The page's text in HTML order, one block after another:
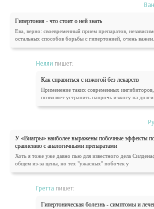
Гипертония - что стоит о ней знать
Ева, верно: своевременный прием препаратов,
остальных способов борьбы с гипертонией, очень
Нелли пишет:
Как справиться с изжогой без лекарств
Применение таких современных ингибиторов,
позволяет устранить напрочь изжогу на
У «Виагры» наиболее выражены побочные эффекты
сравнению с аналогичными препаратами
Хоть я тоже уже давно пью для известного дела
общем из-за цены, но тех "ужасных" побочек у
Гретта пишет:
Гипертоническая болезнь - симптомы и